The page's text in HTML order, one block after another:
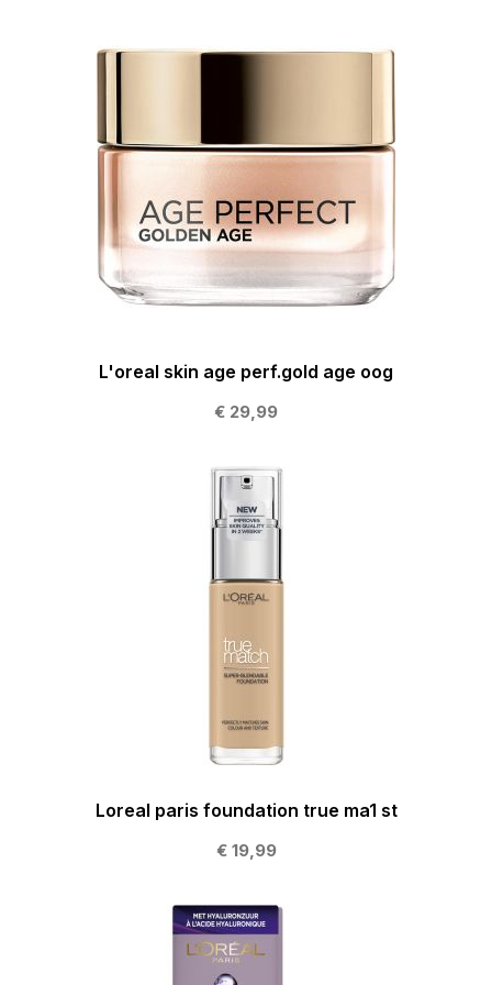
L'oreal skin age perf.gold age oog
€ 29,99
Loreal paris foundation true ma1 st
€ 19,99